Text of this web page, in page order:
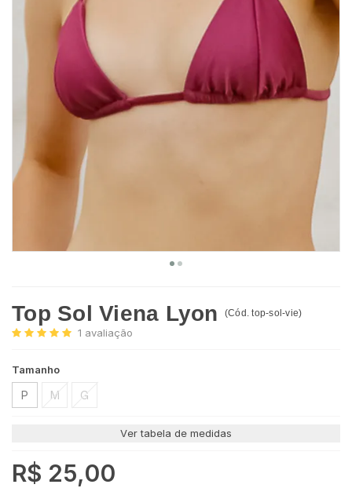
Top Sol Viena Lyon (Cód.top-sol-vie)
1 avaliação
Tamanho
P M G
Ver tabela de medidas
R$ 25,00